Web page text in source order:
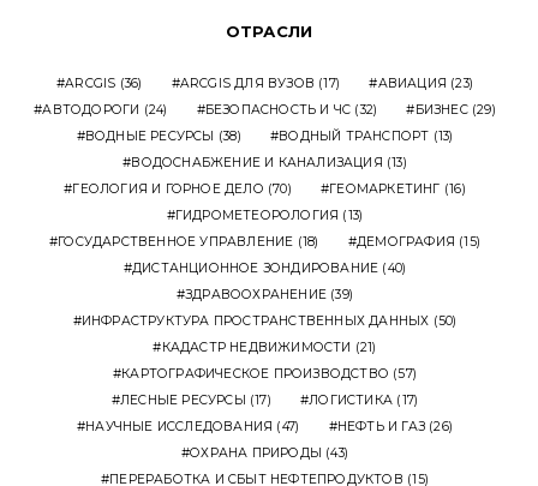
ОТРАСЛИ
ARCGIS (36) ARCGIS ДЛЯ ВУЗОВ (17) АВИАЦИЯ (23)
АВТОДОРОГИ (24) БЕЗОПАСНОСТЬ И ЧС (32) БИЗНЕС(29)
ВОДНЫЕ РЕСУРСЫ
(38) ВОДНЫЙ ТРАНСПОРТ (13)
ВОДОСНАБЖЕНИЕ И КАНАЛИЗАЦИЯ (13)
ГЕОЛОГИЯ И ГОРНОЕ ДЕЛО (70) ГЕОМАРКЕТИНГ (16)
ГИДРОМЕТЕОРОЛОГИЯ (13)
ГОСУДАРСТВЕННОЕ УПРАВЛЕНИЕ (18) ДЕМОГРАФИЯ (15)
ДИСТАНЦИОННОЕ ЗОНДИРОВАНИЕ (40)
ЗДРАВООХРАНЕНИЕ (39)
ИНФРАСТРУКТУРА ПРОСТРАНСТВЕННЫХ ДАННЫХ (50)
КАДАСТР НЕДВИЖИМОСТИ (21)
КАРТОГРАФИЧЕСКОЕ ПРОИЗВОДСТВО (57)
ЛЕСНЫЕ РЕСУРСЫ (17) ЛОГИСТИКА (17)
НАУЧНЫЕ ИССЛЕДОВАНИЯ (47) НЕФТЬ И ГАЗ(26)
ОХРАНА ПРИРОДЫ (43)
ПЕРЕРАБОТКА И СБЫТ НЕФТЕПРОДУКТОВ (15)